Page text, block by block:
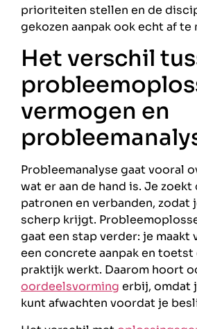
prioriteiten stellen en de
gekozen aanpak ook echt af te
Het verschil
vermogen en
Probleemanalyse gaat vooral
wat er aan de hand is. Je zoekt
patronen en verbanden, zodat
scherp krijgt.
gaat een stap verder: je maakt
een concrete aanpak en toetst
praktijk werkt. Daarom hoort
oordeelsvorming erbij, omdat
kunt afwachten voordat je